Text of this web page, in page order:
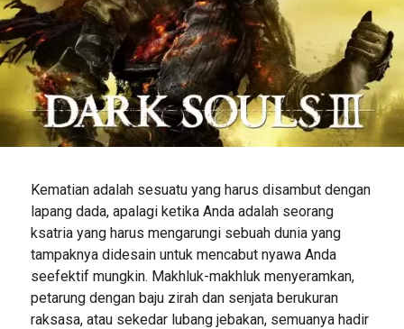
Kematian adalah sesuatu yang harus disambut dengan
lapang dada, apalagi ketika Anda adalah seorang
ksatria yang harus mengarungi sebuah dunia yang
tampaknya didesain untuk mencabut nyawa Anda
seefektif mungkin. Makhluk-makhluk menyeramkan,
petarung dengan baju zirah dan senjata berukuran
raksasa, atau sekedar lubang jebakan, semuanya hadir